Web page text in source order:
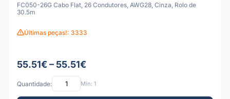
FC050-26G Cabo Flat, 26 Condutores, AWG28, Cinza, Rolo de
30.5m
Últimas peças!: 3333
55.51€ – 55.51€
Quantidade: Mín: 1